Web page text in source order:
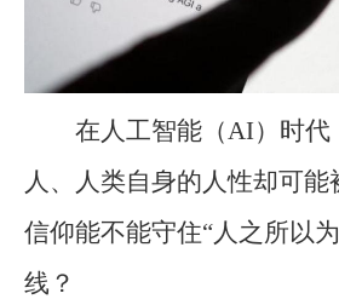
在人工智能（AI）时代
人、人类自身的人性却可能
信仰能不能守住“人之所以
线？